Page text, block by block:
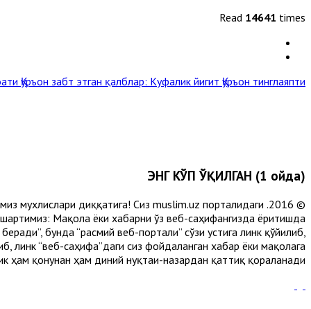
Read 14641 times
Қуръон забт этган қалблар: Куфалик йигит Қуръон тинглаяпти »
ЭНГ КЎП ЎҚИЛГАН (1 ойда)
мухлислари диққатига! Сиз muslim.uz порталидаги
Мақола ёки хабарни ўз веб-саҳифангизда ёритишда
бунда “расмий веб-портали” сўзи устига линк қўйилиб,
линк “веб-саҳифа”даги сиз фойдаланган хабар ёки мақолага
ҳам қонунан ҳам диний нуқтаи-назардан қаттиқ қораланади.